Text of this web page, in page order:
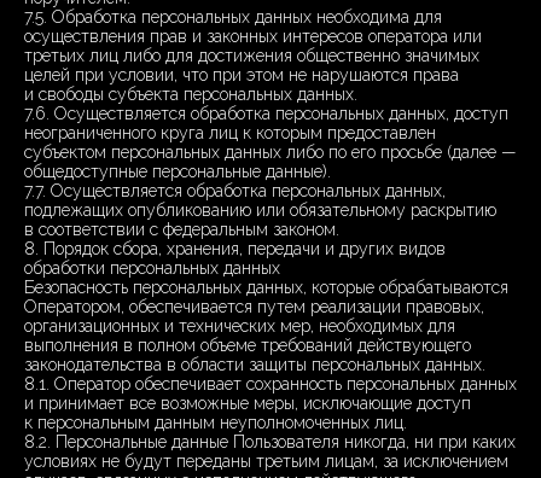
7.5. Обработка персональных данных необходима для
осуществления прав и законных интересов оператора или
третьих лиц либо для достижения общественно значимых
целей при условии, что при этом не нарушаются права
и свободы субъекта персональных данных.
7.6. Осуществляется обработка персональных данных, доступ
неограниченного круга лиц к которым предоставлен
субъектом персональных данных либо по его просьбе (далее —
общедоступные персональные данные).
7.7. Осуществляется обработка персональных данных,
подлежащих опубликованию или обязательному раскрытию
в соответствии с федеральным законом.
8. Порядок сбора, хранения, передачи и других видов
обработки персональных данных
Безопасность персональных данных, которые обрабатываются
Оператором, обеспечивается путем реализации правовых,
организационных и технических мер, необходимых для
выполнения в полном объеме требований действующего
законодательства в области защиты персональных данных.
8.1. Оператор обеспечивает сохранность персональных данных
и принимает все возможные меры, исключающие доступ
к персональным данным неуполномоченных лиц.
8.2. Персональные данные Пользователя никогда, ни при каких
условиях не будут переданы третьим лицам, за исключением